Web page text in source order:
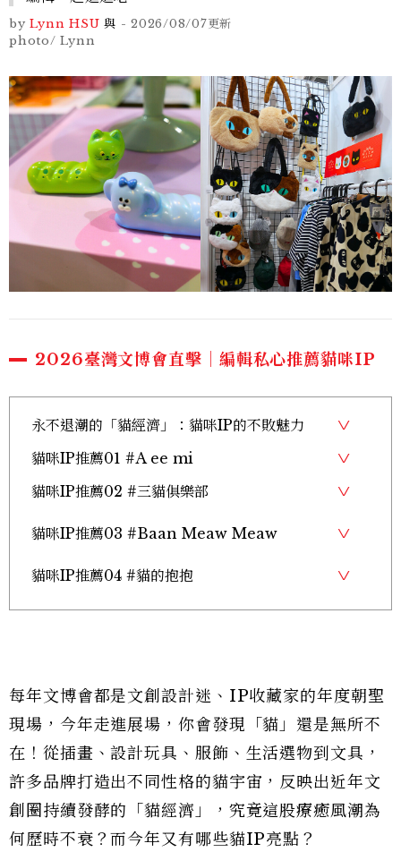
by Lynn HSU 與 - 2026/08/07更新
photo/ Lynn
2026臺灣文博會直擊｜編輯私心推薦貓咪IP
永不退潮的「貓經濟」：貓咪IP的不敗魅力
貓咪IP推薦01 #A ee mi
貓咪IP推薦02 #三貓俱樂部
貓咪IP推薦03 #Baan Meaw Meaw
貓咪IP推薦04 #貓的抱抱
每年文博會都是文創設計迷、IP收藏家的年度朝聖
現場，今年走進展場，你會發現「貓」還是無所不
在！從插畫、設計玩具、服飾、生活選物到文具，
許多品牌打造出不同性格的貓宇宙，反映出近年文
創圈持續發酵的「貓經濟」，究竟這股療癒風潮為
何歷時不衰？而今年又有哪些貓IP亮點？